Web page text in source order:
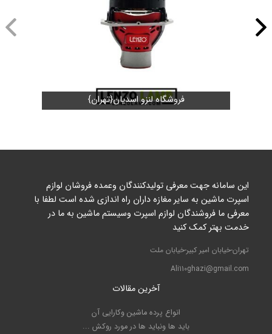
فروشگاه لنزو اسدیان{تهران}
این سامانه جهت معرفی تولیدکنندگان وعمده فروشان لوازم
اسپرت ماشین به سایر مغازه داران راه اندازی شده است لطفا با
معرفی ما فروشندگان لوازم اسپرت وسیستم ماشین به ما در
خدمت بهتر کمک کنید
تهران-خیابان امیر کبیر-خیابان ملت
Ali110ghazi@gmail.com
آخرین مقالات
انواع پرده ماشین وکارایی آن
باید ها ونباید ها در مورد روکش ...